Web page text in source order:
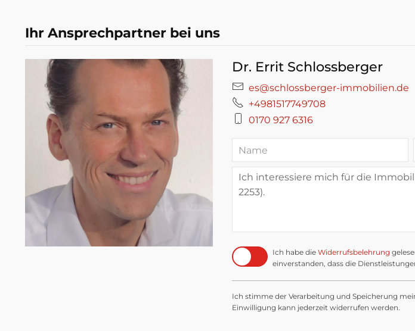
Ihr Ansprechpartner bei uns
Dr. Errit Schlossberger
es@schlossberger-immobilien.de
+4981517749708
0170 927 6316
Ich habe die Widerrufsbelehrung
einverstanden, dass die
Ich stimme der Verarbeitung und Speicherung
Einwilligung kann jederzeit widerrufen werden.